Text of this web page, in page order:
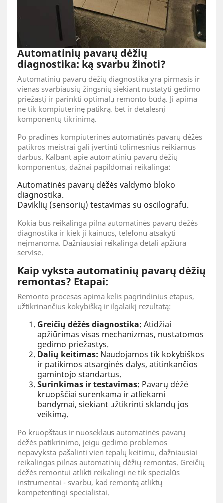
Automatinių pavarų dėžių
diagnostika: ką svarbu žinoti?
Automatinių pavarų dėžių diagnostika yra pirmasis ir
vienas svarbiausių žingsnių siekiant nustatyti gedimo
priežastį ir parinkti optimalų remonto būdą. Ji apima
ne tik kompiuterinę patikrą, bet ir detalesnį
komponentų tikrinimą.
Po pradinės kompiuterinės automatinės pavarų dėžės
patikros meistrai gali įvertinti tolimesnius reikiamus
darbus. Kalbant apie automatinių pavarų dėžių
komponentus, dažnai papildomai reikalinga:
Automatinės pavarų dėžės valdymo bloko
diagnostika.
Daviklių (sensorių) testavimas su oscilografu.
Kokia bus reikalinga pilna automatinės pavarų dėžės
diagnostika ir kiek ji kainuos, telefonu atsakyti
neįmanoma. Dažniausiai reikalinga detali apžiūra
servise.
Kaip vyksta automatinių pavarų dėžių
remontas? Etapai:
Remonto procesas apima kelis pagrindinius etapus,
užtikrinančius kokybišką ir ilgalaikį rezultatą:
Greičių dėžės diagnostika: Atidžiai
apžiūrimas visas mechanizmas, nustatomos
gedimo priežastys.
Dalių keitimas: Naudojamos tik kokybiškos
ir patikimos atsarginės dalys, atitinkančios
gamintojo standartus.
Surinkimas ir testavimas: Pavarų dėžė
kruopščiai surenkama ir atliekami
bandymai, siekiant užtikrinti sklandų jos
veikimą.
Po kruopštaus ir nuoseklaus automatinės pavarų
dėžės patikrinimo, jeigu gedimo problemos
nepavyksta pašalinti vien tepalų keitimu, dažniausiai
reikalingas pilnas automatinių dėžių remontas. Greičių
dėžės remontui atlikti reikalingi ne tik specialūs
instrumentai - svarbu, kad remontą atliktų
kompetentingi specialistai.